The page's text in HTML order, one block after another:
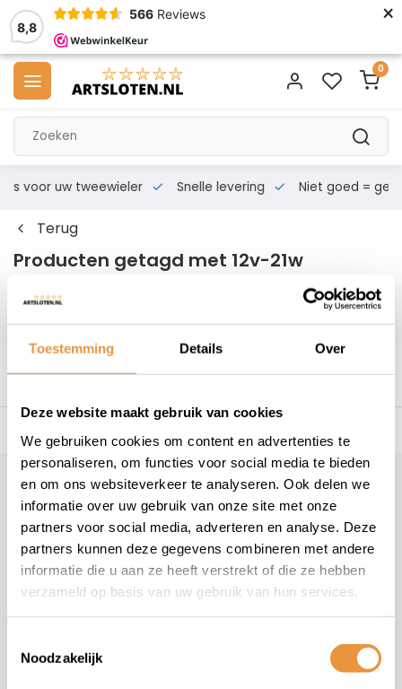
Toestemming Details Over
Deze website maakt gebruik van cookies
We gebruiken cookies om content en advertenties te
personaliseren, om functies voor social media te bieden
en om ons websiteverkeer te analyseren. Ook delen we
informatie over uw gebruik van onze site met onze
partners voor social media, adverteren en analyse. Deze
partners kunnen deze gegevens combineren met andere
informatie die u aan ze heeft verstrekt of die ze hebben
verzameld op basis van uw gebruik van hun services.
Noodzakelijk
8,8
566 Reviews ×
0
voor uw tweewieler Snelle levering Niet goed = geld
Terug
Producten getagd met 12v-21w
Filters
Klantenservice
Veelgestelde vragen
+31 78 780 2330
info@artsloten.nl